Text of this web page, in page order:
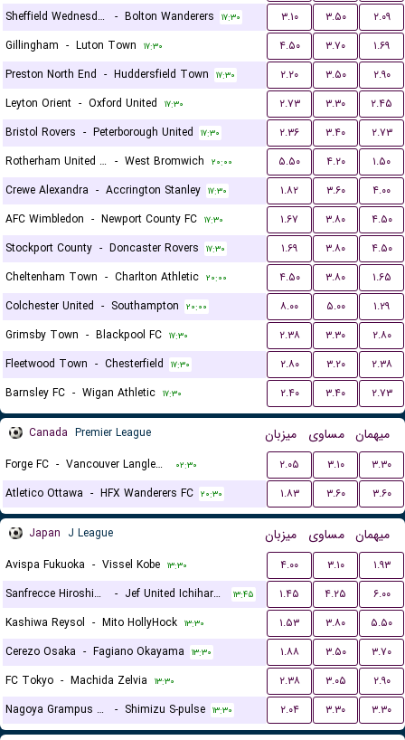
Sheffield Wednesday - Bolton Wanderers ۱۷:۳۰ ۳.۱۰ ۳.۵۰
۲.۰۹
Gillingham - Luton Town ۱۷:۳۰ ۴.۵۰ ۳.۷۰
۱.۶۹
Preston North End - Huddersfield Town ۱۷:۳۰ ۲.۲۰ ۳.۵۰
۲.۹۰
Leyton Orient - Oxford United ۱۷:۳۰ ۲.۷۳ ۳.۳۰
۲.۴۵
Bristol Rovers - Peterborough United ۱۷:۳۰ ۲.۳۶ ۳.۴۰
۲.۷۳
Rotherham United FC - West Bromwich ۲۰:۰۰ ۵.۵۰ ۴.۲۰
۱.۵۰
Crewe Alexandra - Accrington Stanley ۱۷:۳۰ ۱.۸۲ ۳.۶۰
۴.۰۰
AFC Wimbledon - Newport County FC ۱۷:۳۰ ۱.۶۷ ۳.۸۰
۴.۵۰
Stockport County - Doncaster Rovers ۱۷:۳۰ ۱.۶۹ ۳.۸۰
۴.۵۰
Cheltenham Town - Charlton Athletic ۲۰:۰۰ ۴.۵۰ ۳.۸۰
۱.۶۵
Colchester United - Southampton ۲۰:۰۰ ۸.۰۰ ۵.۰۰
۱.۲۹
Grimsby Town - Blackpool FC ۱۷:۳۰ ۲.۳۸ ۳.۳۰
۲.۸۰
Fleetwood Town - Chesterfield ۱۷:۳۰ ۲.۸۰ ۳.۲۰
۲.۳۸
Barnsley FC - Wigan Athletic ۱۷:۳۰ ۲.۴۰ ۳.۴۰ ۲.۷۳
Canada Premier League میزبان مساوی میهمان
Forge FC - Vancouver Langley FC ۰۲:۳۰ ۲.۰۵ ۳.۱۰
۳.۳۰
Atletico Ottawa - HFX Wanderers FC ۲۰:۳۰ ۱.۸۳ ۳.۶۰ ۳.۶۰
Japan J League میزبان مساوی میهمان
Avispa Fukuoka - Vissel Kobe ۱۳:۳۰ ۴.۰۰ ۳.۱۰
۱.۹۳
Sanfrecce Hiroshima
- Jef United Ichihara Chiba ۱۳:۴۵ ۱.۴۵ ۴.۲۵
۶.۰۰
Kashiwa Reysol - Mito HollyHock ۱۳:۳۰ ۱.۵۳ ۳.۸۰
۵.۵۰
Cerezo Osaka - Fagiano Okayama ۱۳:۳۰ ۱.۸۸ ۳.۵۰
۳.۷۰
FC Tokyo - Machida Zelvia ۱۳:۳۰ ۲.۳۸ ۳.۰۵
۲.۹۰
Nagoya Grampus Eight
- Shimizu S-pulse ۱۳:۳۰ ۲.۰۴ ۳.۳۰ ۳.۳۰